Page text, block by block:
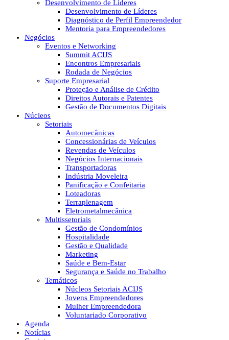
Desenvolvimento de Líderes
Desenvolvimento de Líderes
Diagnóstico de Perfil Empreendedor
Mentoria para Empreendedores
Negócios
Eventos e Networking
Summit ACIJS
Encontros Empresariais
Rodada de Negócios
Suporte Empresarial
Proteção e Análise de Crédito
Direitos Autorais e Patentes
Gestão de Documentos Digitais
Núcleos
Setoriais
Automecânicas
Concessionárias de Veículos
Revendas de Veículos
Negócios Internacionais
Transportadoras
Indústria Moveleira
Panificação e Confeitaria
Loteadoras
Terraplenagem
Eletrometalmecânica
Multissetoriais
Gestão de Condomínios
Hospitalidade
Gestão e Qualidade
Marketing
Saúde e Bem-Estar
Segurança e Saúde no Trabalho
Temáticos
Núcleos Setoriais ACIJS
Jovens Empreendedores
Mulher Empreendedora
Voluntariado Corporativo
Agenda
Notícias